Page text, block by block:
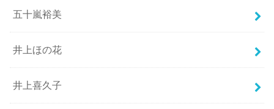
五十嵐裕美
井上ほの花
井上喜久子